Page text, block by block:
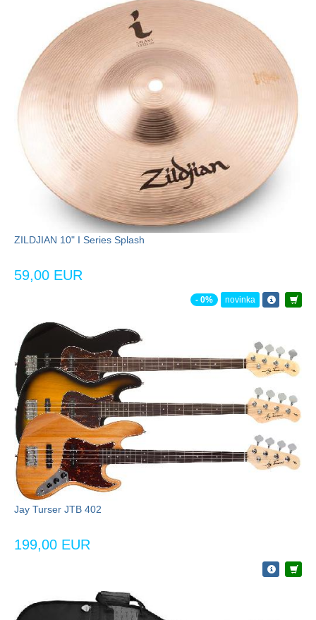
ZILDJIAN 10" I Series Splash
59,00 EUR
- 0% novinka
Jay Turser JTB 402
199,00 EUR